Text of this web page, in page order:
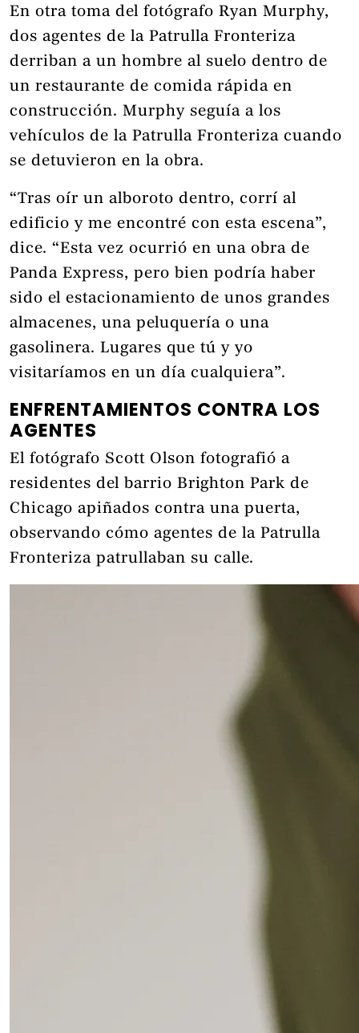
En otra toma del fotógrafo Ryan Murphy,
dos agentes de la Patrulla Fronteriza
derriban a un hombre al suelo dentro de
un restaurante de comida rápida en
construcción. Murphy seguía a los
vehículos de la Patrulla Fronteriza cuando
se detuvieron en la obra.
“Tras oír un alboroto dentro, corrí al
edificio y me encontré con esta escena”,
dice. “Esta vez ocurrió en una obra de
Panda Express, pero bien podría haber
sido el estacionamiento de unos grandes
almacenes, una peluquería o una
gasolinera. Lugares que tú y yo
visitaríamos en un día cualquiera”.
ENFRENTAMIENTOS CONTRA LOS
AGENTES
El fotógrafo Scott Olson fotografió a
residentes del barrio Brighton Park de
Chicago apiñados contra una puerta,
observando cómo agentes de la Patrulla
Fronteriza patrullaban su calle.